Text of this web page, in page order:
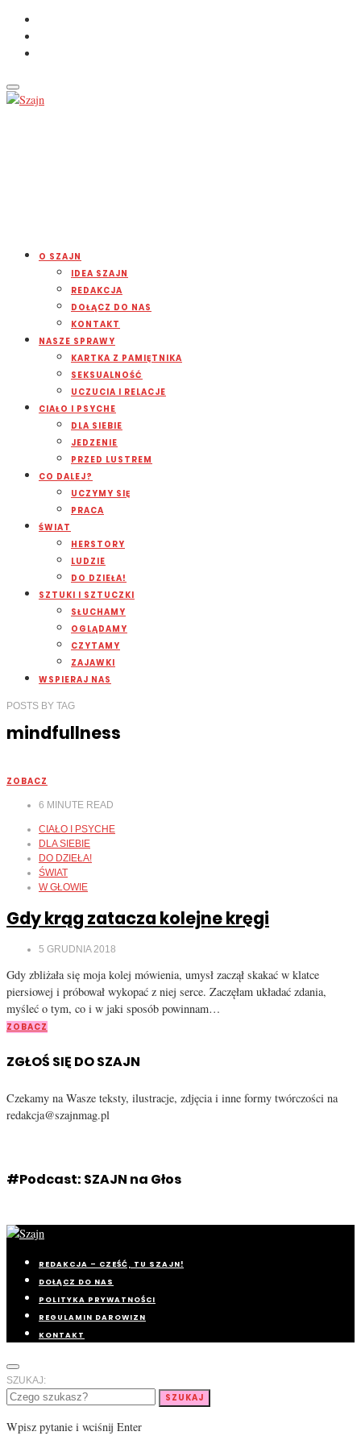
O SZAJN
IDEA SZAJN
REDAKCJA
DOŁĄCZ DO NAS
KONTAKT
NASZE SPRAWY
KARTKA Z PAMIĘTNIKA
SEKSUALNOŚĆ
UCZUCIA I RELACJE
CIAŁO I PSYCHE
DLA SIEBIE
JEDZENIE
PRZED LUSTREM
CO DALEJ?
UCZYMY SIĘ
PRACA
ŚWIAT
HERSTORY
LUDZIE
DO DZIEŁA!
SZTUKI I SZTUCZKI
SŁUCHAMY
OGLĄDAMY
CZYTAMY
ZAJAWKI
WSPIERAJ NAS
POSTS BY TAG
mindfullness
ZOBACZ
6 MINUTE READ
CIAŁO I PSYCHE
DLA SIEBIE
DO DZIEŁA!
ŚWIAT
W GŁOWIE
Gdy krąg zatacza kolejne kręgi
5 GRUDNIA 2018
Gdy zbliżała się moja kolej mówienia, umysł zaczął skakać w klatce
piersiowej i próbował wykopać z niej serce. Zaczęłam układać zdania,
myśleć o tym, co i w jaki sposób powinnam…
ZOBACZ
ZGŁOŚ SIĘ DO SZAJN
Czekamy na Wasze teksty, ilustracje, zdjęcia i inne formy twórczości na
redakcja@szajnmag.pl
#Podcast: SZAJN na Głos
REDAKCJA – CZEŚĆ, TU SZAJN!
DOŁĄCZ DO NAS
POLITYKA PRYWATNOŚCI
REGULAMIN DAROWIZN
KONTAKT
SZUKAJ:
SZUKAJ
Wpisz pytanie i wciśnij Enter